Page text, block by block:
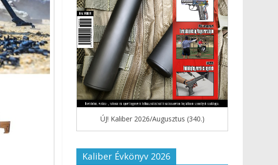
ÚJ! Kaliber 2026/Augusztus (340.)
Kaliber Évkönyv 2026